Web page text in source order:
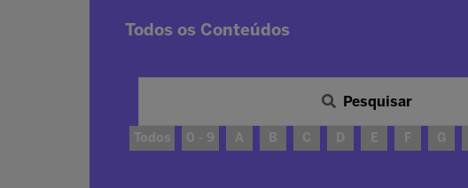
Todos os Conteúdos
Pesquisar
Todos 0 - 9 A B C D E F G